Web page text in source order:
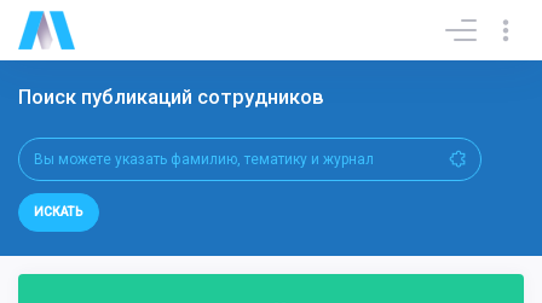
Поиск публикаций сотрудников
ИСКАТЬ